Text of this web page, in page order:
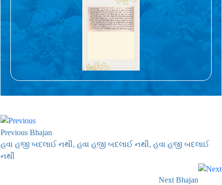
Previous Bhajan
હવા હજી બદલાઈ નથી, હવા હજી બદલાઈ નથી, હવા હજી બદલાઈ
નથી
Next Bhajan